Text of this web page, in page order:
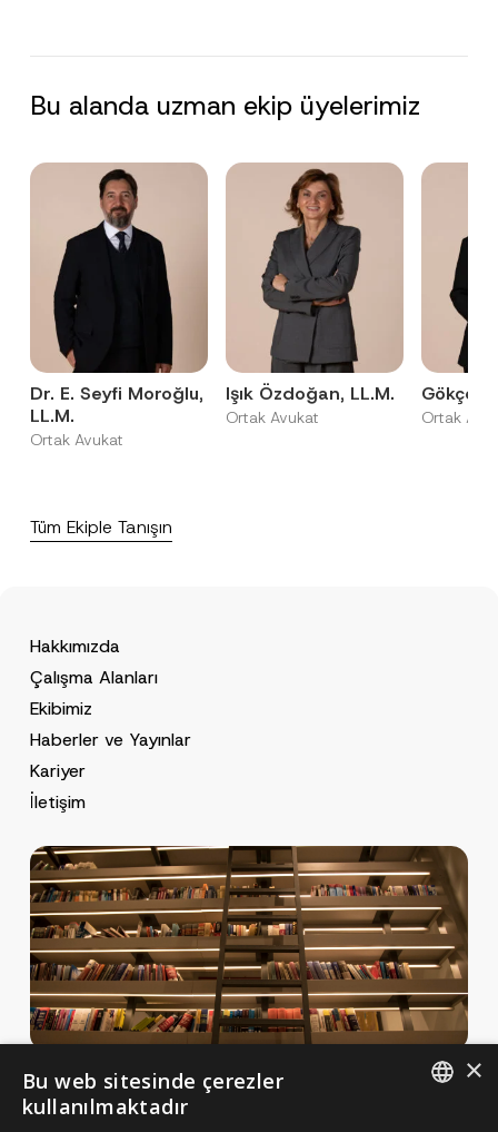
Bu alanda uzman ekip üyelerimiz
Dr. E. Seyfi Moroğlu,
LL.M.
Ortak Avukat
Işık Özdoğan, LL.M.
Ortak Avukat
Gökçe
Ortak
Tüm Ekiple Tanışın
Hakkımızda
Çalışma Alanları
Ekibimiz
Haberler ve Yayınlar
Kariyer
İletişim
Haberler ve Yayınlar
×
Bu web sitesinde çerezler
kullanılmaktadır